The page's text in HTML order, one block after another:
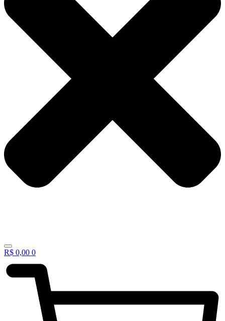
R$ 0,00 0